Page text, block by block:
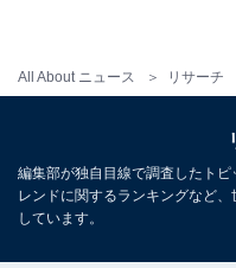
All About ニュース リサーチ
編集部が独自目線で調査したト
レンドに関するランキングなど
しています。